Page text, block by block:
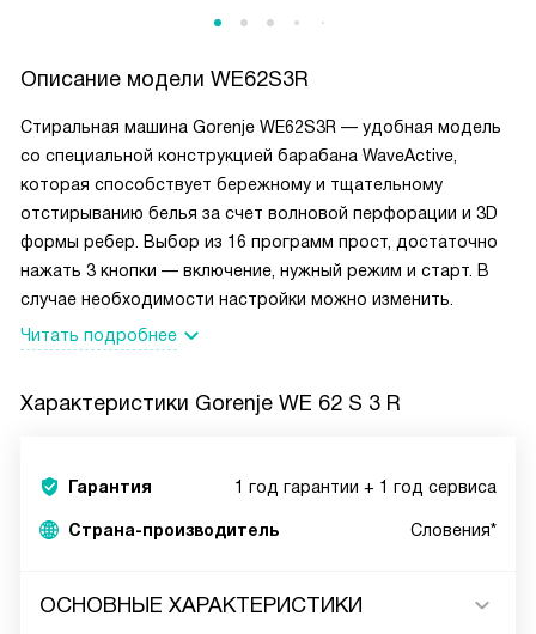
Описание модели WE62S3R
Стиральная машина Gorenje WE62S3R — удобная модель
со специальной конструкцией барабана WaveActive,
которая способствует бережному и тщательному
отстирыванию белья за счет волновой перфорации и 3D
формы ребер. Выбор из 16 программ прост, достаточно
нажать 3 кнопки — включение, нужный режим и старт. В
случае необходимости настройки можно изменить.
Читать подробнее
Характеристики Gorenje WE 62 S 3 R
Гарантия 1 год гарантии + 1 год сервиса
Страна-производитель Словения*
ОСНОВНЫЕ ХАРАКТЕРИСТИКИ